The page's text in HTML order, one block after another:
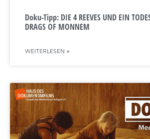
Doku-Tipp: DIE 4 REEVES UND EIN
DRAGS OF MONNEM
WEITERLESEN »